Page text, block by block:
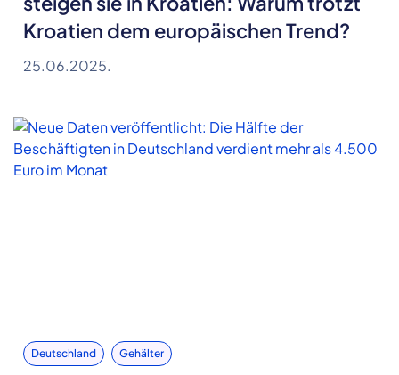
Kroatien dem europäischen Trend?
25.06.2025.
Deutschland Gehälter